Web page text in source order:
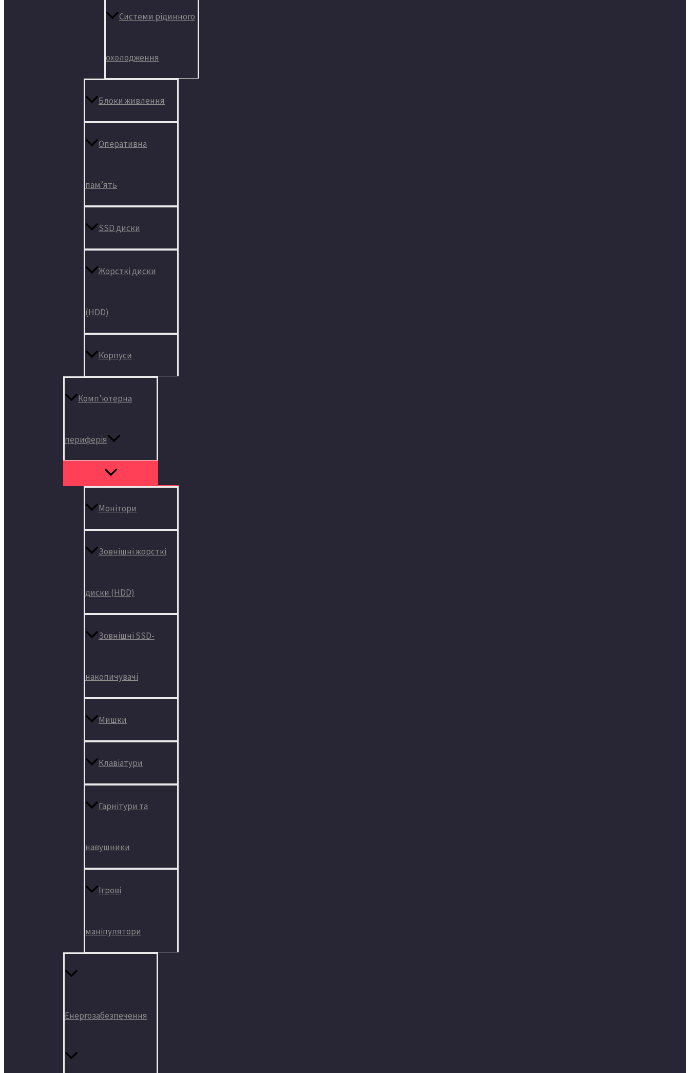
Системи рідинного
охолодження
Блоки живлення
Оперативна
пам’ять
SSD диски
Жорсткі диски
(HDD)
Корпуси
Комп’ютерна
периферія
Монітори
Зовнішні жорсткі
диски (HDD)
Зовнішні SSD-
накопичувачі
Мишки
Клавіатури
Гарнітури та
навушники
Ігрові
маніпулятори
Енергозабезпечення